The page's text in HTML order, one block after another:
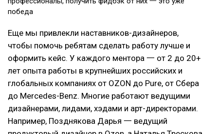
победа
Еще мы привлекли наставников-дизайнеров,
чтобы помочь ребятам сделать работу лучше и
оформить кейс. У каждого ментора 一 от 2 до 20+
лет опыта работы в крупнейших российских и
глобальных компаниях от OZON до Pure, от Сбера
до Mercedes-Benz. Многие работают ведущими
дизайнерами, лидами, хэдами и арт-директорами.
Например, Позднякова Дарья 一 ведущий